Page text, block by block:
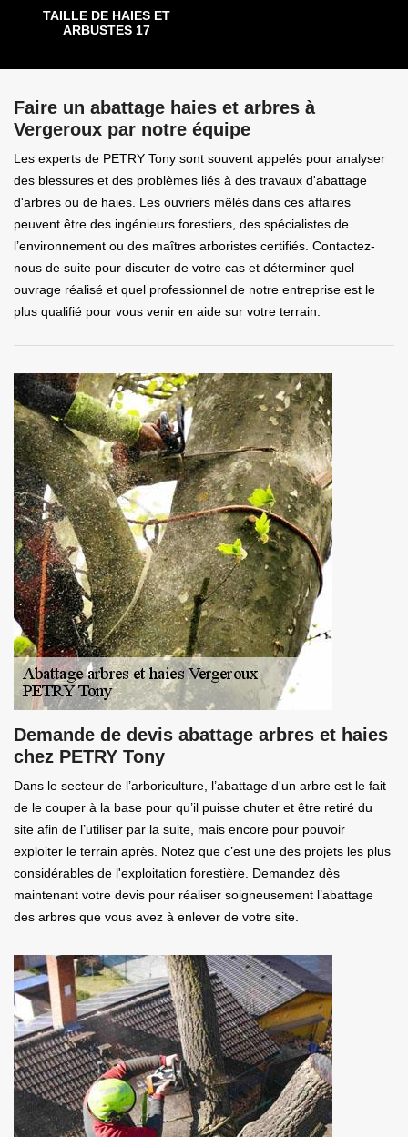
TAILLE DE HAIES ET
ARBUSTES 17
Faire un abattage haies et arbres à
Vergeroux par notre équipe
Les experts de PETRY Tony sont souvent appelés pour analyser
des blessures et des problèmes liés à des travaux d'abattage
d'arbres ou de haies. Les ouvriers mêlés dans ces affaires
peuvent être des ingénieurs forestiers, des spécialistes de
l’environnement ou des maîtres arboristes certifiés. Contactez-
nous de suite pour discuter de votre cas et déterminer quel
ouvrage réalisé et quel professionnel de notre entreprise est le
plus qualifié pour vous venir en aide sur votre terrain.
Demande de devis abattage arbres et haies
chez PETRY Tony
Dans le secteur de l’arboriculture, l’abattage d'un arbre est le fait
de le couper à la base pour qu’il puisse chuter et être retiré du
site afin de l’utiliser par la suite, mais encore pour pouvoir
exploiter le terrain après. Notez que c’est une des projets les plus
considérables de l'exploitation forestière. Demandez dès
maintenant votre devis pour réaliser soigneusement l’abattage
des arbres que vous avez à enlever de votre site.